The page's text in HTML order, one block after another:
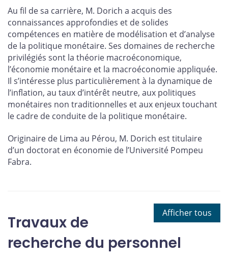
Au fil de sa carrière, M. Dorich a acquis des
connaissances approfondies et de solides
compétences en matière de modélisation et d’analyse
de la politique monétaire. Ses domaines de recherche
privilégiés sont la théorie macroéconomique,
l’économie monétaire et la macroéconomie appliquée.
Il s’intéresse plus particulièrement à la dynamique de
l’inflation, au taux d’intérêt neutre, aux politiques
monétaires non traditionnelles et aux enjeux touchant
le cadre de conduite de la politique monétaire.
Originaire de Lima au Pérou, M. Dorich est titulaire
d’un doctorat en économie de l’Université Pompeu
Fabra.
Afficher tous
Travaux de
recherche du personnel